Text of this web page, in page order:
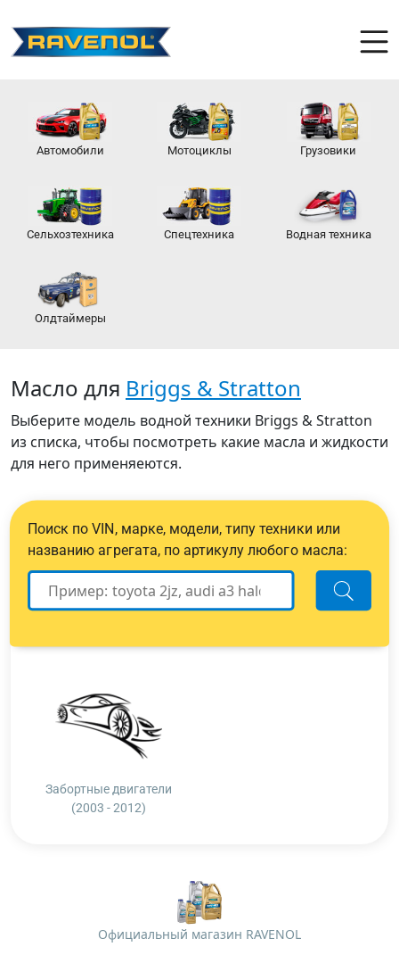
Автомобили Мотоциклы Грузовики
Сельхозтехника Спецтехника Водная техника
Олдтаймеры
Масло для Briggs & Stratton
Выберите модель водной техники Briggs & Stratton
из списка, чтобы посмотреть какие масла и жидкости
для него применяеются.
Поиск по VIN, марке, модели, типу техники или
названию агрегата, по артикулу любого масла:
Забортные двигатели
(2003 - 2012)
Официальный магазин RAVENOL